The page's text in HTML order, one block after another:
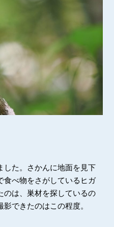
した。さかんに地面を見下
食べ物をさがしているヒガ
のは、巣材を探しているの
できたのはこの程度。